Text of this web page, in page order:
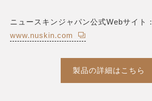
ニュースキンジャパン公式Webサイト：
www.nuskin.com
製品の詳細はこちら